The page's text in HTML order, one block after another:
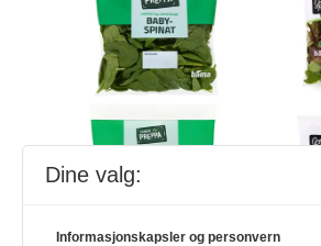
Dine valg:
Informasjonskapsler og personvern